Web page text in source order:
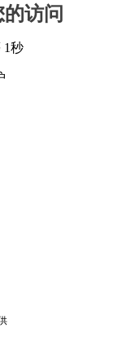
访问
1秒